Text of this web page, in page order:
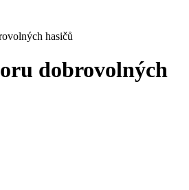
hasičů
dobrovolných